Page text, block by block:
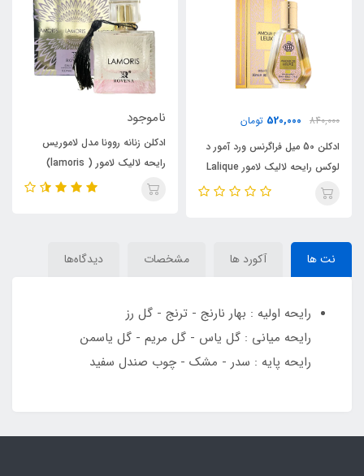
840,000
520,000 تومان
ادکلن 50 میل فراگرنس ورد آمور د
لوکس رایحه لالیک لامور Lalique
L’Amour(Amour de Leuxe)
ناموجود
ادکلن زنانه روونا مدل لاموریس
رایحه لالیک لامور ( lamoris)
Lalique L’Amour
نت ها آکورد ها مشخصات دیدگاه‌ها
رایحه اولیه : بهار نارنج - ترنج - گل رز
رایحه میانی : گل یاس - گل مریم - گل یاسمن
رایحه پایه : سدر - مشک - چوب صندل سفید